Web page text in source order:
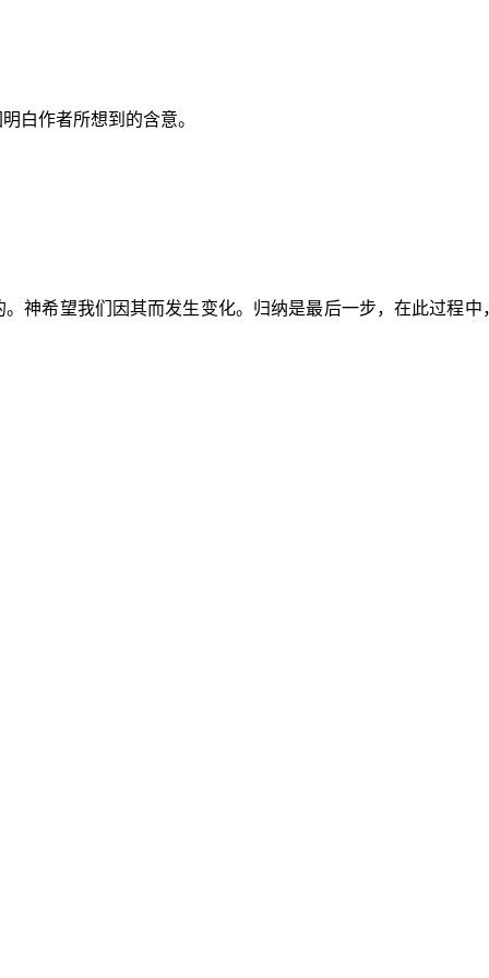
白作者所想到的含意。
神希望我们因其而发生变化。归纳是最后一步，在此过程